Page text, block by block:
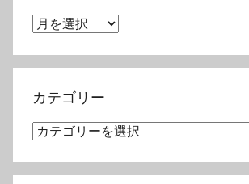
ア
カ
イ
カテゴリー
カ
ゴ